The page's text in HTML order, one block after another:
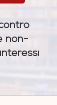
non-